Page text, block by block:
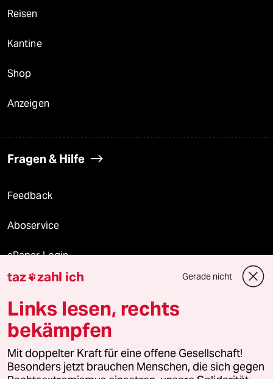
Reisen
Kantine
Shop
Anzeigen
Fragen & Hilfe
Feedback
Aboservice
ePaper Login
Downloads für Abonnierende
© 2026 taz Verlags und Vertriebs GmbH
Alle Rechte vorbehalten. Bei rechtlichen Fragen oder für Genehmigungen
wenden Sie sich bitte an
lizenzen@taz.de
taz zahl ich Gerade nicht
Links lesen, rechts
bekämpfen
Mit doppelter Kraft für eine offene Gesellschaft!
Besonders jetzt brauchen Menschen, die sich gegen